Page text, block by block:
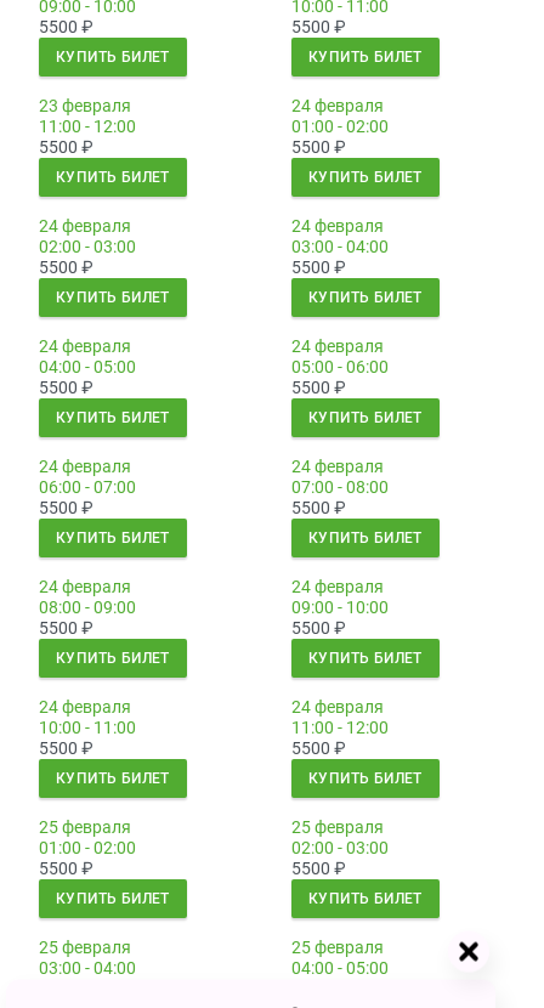
09:00 - 10:00
5500 ₽
КУПИТЬ БИЛЕТ
10:00 - 11:00
5500 ₽
КУПИТЬ БИЛЕТ
23 февраля
11:00 - 12:00
5500 ₽
КУПИТЬ БИЛЕТ
24 февраля
01:00 - 02:00
5500 ₽
КУПИТЬ БИЛЕТ
24 февраля
02:00 - 03:00
5500 ₽
КУПИТЬ БИЛЕТ
24 февраля
03:00 - 04:00
5500 ₽
КУПИТЬ БИЛЕТ
24 февраля
04:00 - 05:00
5500 ₽
КУПИТЬ БИЛЕТ
24 февраля
05:00 - 06:00
5500 ₽
КУПИТЬ БИЛЕТ
24 февраля
06:00 - 07:00
5500 ₽
КУПИТЬ БИЛЕТ
24 февраля
07:00 - 08:00
5500 ₽
КУПИТЬ БИЛЕТ
24 февраля
08:00 - 09:00
5500 ₽
КУПИТЬ БИЛЕТ
24 февраля
09:00 - 10:00
5500 ₽
КУПИТЬ БИЛЕТ
24 февраля
10:00 - 11:00
5500 ₽
КУПИТЬ БИЛЕТ
24 февраля
11:00 - 12:00
5500 ₽
КУПИТЬ БИЛЕТ
25 февраля
01:00 - 02:00
5500 ₽
КУПИТЬ БИЛЕТ
25 февраля
02:00 - 03:00
5500 ₽
КУПИТЬ БИЛЕТ
25 февраля
03:00 - 04:00
25 февраля
04:00 - 05:00